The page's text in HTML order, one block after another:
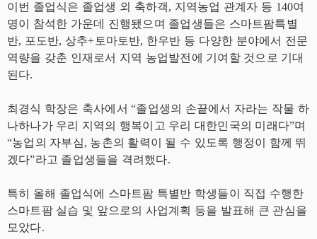
이번 졸업식은 졸업생 외 축하객, 지역농업 관계자 등 140여
명이 참석한 가운데 진행됐으며 졸업생들은 스마트팜특별
반, 포도반, 상추+토마토반, 한우반 등 다양한 분야에서 전문
역량을 갖춘 인재로서 지역 농업발전에 기여할 것으로 기대
된다.
최경식 학장은 축사에서 “졸업생의 손끝에서 자라는 작물 하
나하나가 우리 지역의 행복이고 우리 대한민국의 미래다”며
“농업의 자부심, 농촌의 활력이 될 수 있도록 행정이 함께 뛰
겠다”라고 졸업생들을 격려했다.
특히 올해 졸업식에 스마트팜 특별반 학생들이 직접 수행한
스마트팜 실습 및 앞으로의 사업계획 등을 발표해 큰 관심을
모았다.